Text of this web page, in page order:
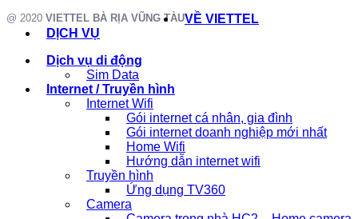
@ 2020 VIETTEL BÀ RỊA VŨNG TÀUVỀ VIETTEL
DỊCH VỤ
Dịch vụ di động
Sim Data
Internet / Truyền hình
Internet Wifi
Gói internet cá nhân, gia đình
Gói internet doanh nghiệp mới nhất
Home Wifi
Hướng dẫn internet wifi
Truyền hình
Ứng dụng TV360
Camera